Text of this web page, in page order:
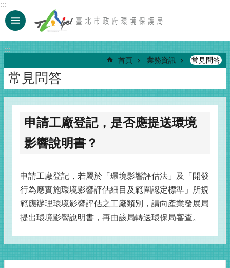
跳到主要內容區塊
:::
:::
首頁 業務資訊 常見問答
常見問答
申請工廠登記，是否應提送環境
影響說明書？
申請工廠登記，若屬於「環境影響評估法」及「開發
行為應實施環境影響評估細目及範圍認定標準」所規
範應辦理環境影響評估之工廠類別，請向產業發展局
提出環境影響說明書，再由該局轉送環保局審查。